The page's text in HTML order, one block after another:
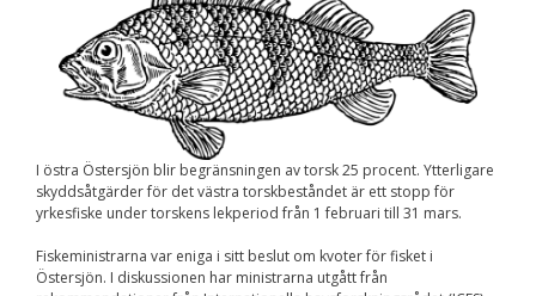
I östra Östersjön blir begränsningen av torsk 25 procent. Ytterligare
skyddsåtgärder för det västra torskbeståndet är ett stopp för
yrkesfiske under torskens lekperiod från 1 februari till 31 mars.
Fiskeministrarna var eniga i sitt beslut om kvoter för fisket i
Östersjön. I diskussionen har ministrarna utgått från
hemsidan över
huvud taget
ska fungera.
För att vi ska
kunna
förbättra
hemsidans
och
uppbyggnad,